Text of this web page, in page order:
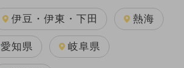
伊豆・伊東・下田 熱海
愛知県 岐阜県